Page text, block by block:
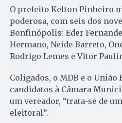
O prefeito Kelton Pinheiro
poderosa, com seis dos
Bonfinópolis: Eder
Hermano, Neide Barreto,
Rodrigo Lemes e Vitor
Coligados, o MDB e o União
candidatos à Câmara
um vereador, “trata-se de
eleitoral”.